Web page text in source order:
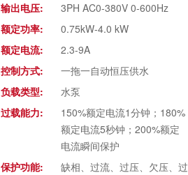
输出电压:
3PH AC0-380V 0-600Hz
额定功率:
0.75kW-4.0 kW
额定电流:
2.3-9A
控制方式:
一拖一自动恒压供水
负载类型:
水泵
过载能力:
150%额定电流1分钟；180%
额定电流5秒钟；200%额定
电流瞬间保护
保护功能:
缺相、过流、过压、欠压、过